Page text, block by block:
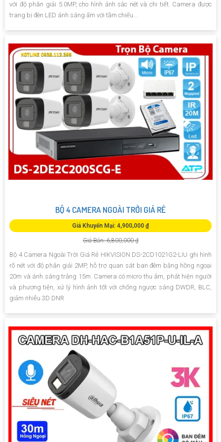
với độ phân giải 5.0MP, cho hình ảnh sắc nét và chi tiết. Camera được
trang bị đèn LED ánh sáng ấm với tầm chiếu...
BỘ 4 CAMERA NGOÀI TRỜI GIÁ RẺ
Giá Khuyến Mại: 4,900,000 ₫
Giá Bán: 6,800,000 ₫
Bộ 4 Camera Ngoài Trời Giá Rẻ HIKVISION DS-2CD1021G2-LIU ghi hình
rõ nét với độ phân giải 2MP, hỗ trợ quan sát ban đêm bằng hồng ngoại
20m và ánh sáng trắng 15m. Camera có micro thu âm, phát hiện người
và phương tiện, xử lý hình ảnh tốt với chống ngược sáng DWDR, BLC,
giảm nhiễu 3D DNR